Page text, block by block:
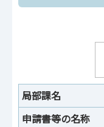
係）
局部課名
申請書等の名称